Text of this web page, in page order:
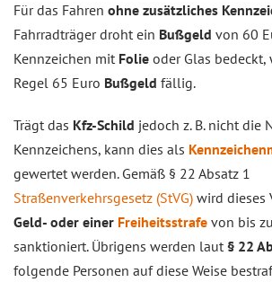
Für das Fahren ohne zusätzliches
Fahrradträger droht ein Bußgeld von 60
Kennzeichen mit Folie oder Glas
Regel 65 Euro Bußgeld fällig.
Trägt das Kfz-Schild jedoch z. B. nicht die
Kennzeichens, kann dies als
gewertet werden. Gemäß § 22 Absatz 1
Straßenverkehrsgesetz (StVG) wird dieses
Geld- oder einer Freiheitsstrafe von bis
sanktioniert. Übrigens werden laut § 22
folgende Personen auf diese Weise